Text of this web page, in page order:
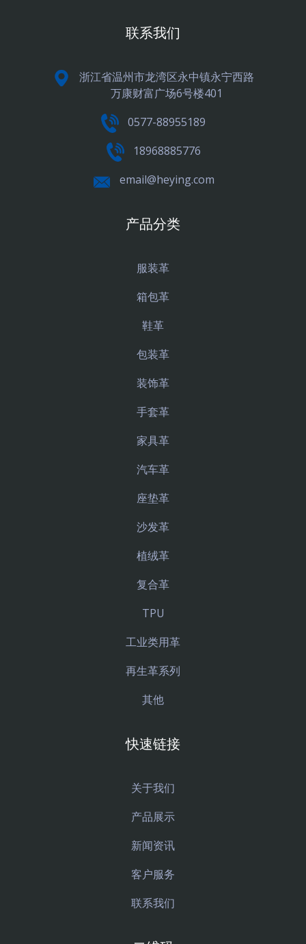
联系我们
浙江省温州市龙湾区永中镇永宁西路
万康财富广场6号楼401
0577-88955189
18968885776
email@heying.com
产品分类
服装革
箱包革
鞋革
包装革
装饰革
手套革
家具革
汽车革
座垫革
沙发革
植绒革
复合革
TPU
工业类用革
再生革系列
其他
快速链接
关于我们
产品展示
新闻资讯
客户服务
联系我们